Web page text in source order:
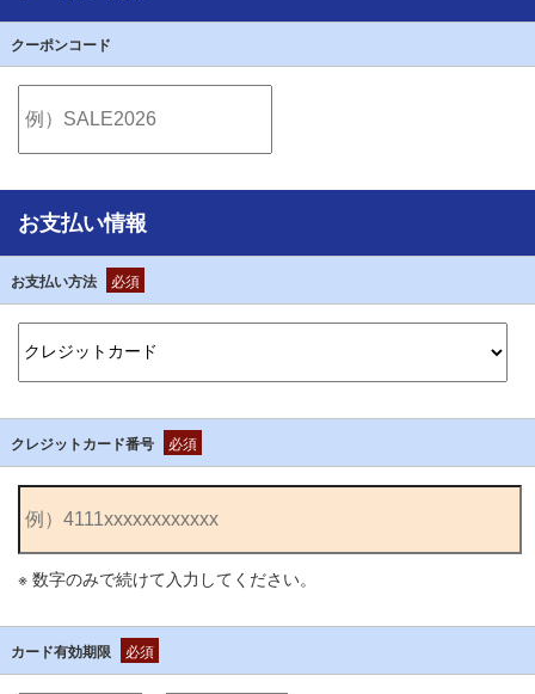
クーポンコード
お支払い情報
お支払い方法 必須
クレジットカード番号 必須
※ 数字のみで続けて入力してください。
カード有効期限 必須